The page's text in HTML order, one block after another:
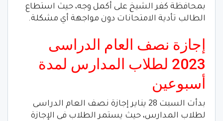
بمحافظة كفر الشيخ على أكمل وجه، حيث استطاع
الطالب تأدية الامتحانات دون مواجهة أي مشكلة.
إجازة نصف العام الدراسى
2023 لطلاب المدارس لمدة
أسبوعين
بدأت السبت 28 يناير إجازة نصف العام الدراسى
لطلاب المدارس، حيث يستمر الطلاب فى الإجازة